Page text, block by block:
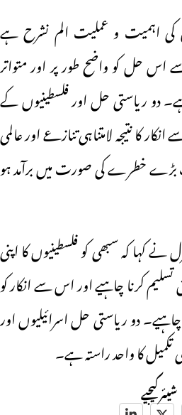
اہمیت و عملیت الم نشرح ہے
اس حل کو واضح طور پر اور متواتر
دو ریاستی حل اور فلسطینیوں کے
کا نتیجہ لامتناہی تنازعے اور عالمی
خطرے کی صورت میں برآمد ہو
کہا کہ سبھی کو فلسطینیوں کا اپنی
کرنا چاہیے اور اس سے انکار کو
چاہیے۔ دو ریاستی حل اسرائیلیوں اور
تکمیل کا واحد راستہ ہے۔
شیئر کیجیے